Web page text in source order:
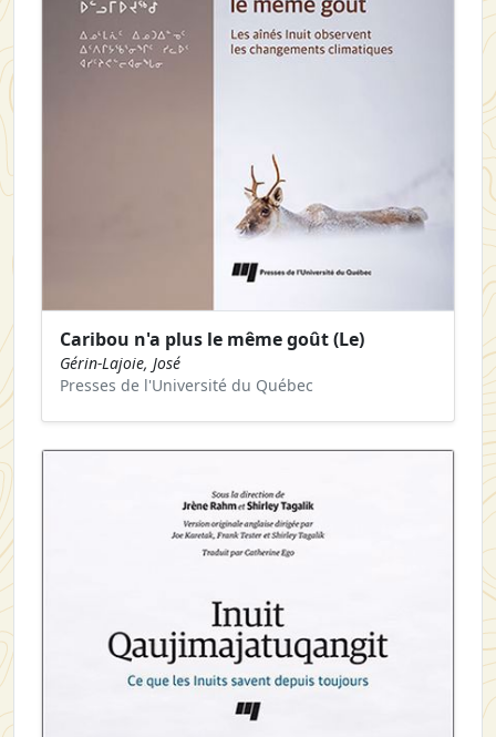
Caribou n'a plus le même goût (Le)
Gérin-Lajoie, José
Presses de l'Université du Québec